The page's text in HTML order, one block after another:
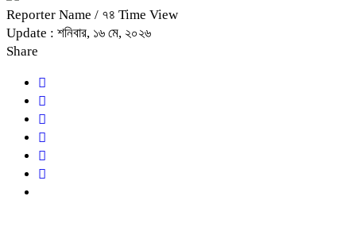
Reporter Name / ৭৪ Time View
Update : শনিবার, ১৬ মে, ২০২৬
Share